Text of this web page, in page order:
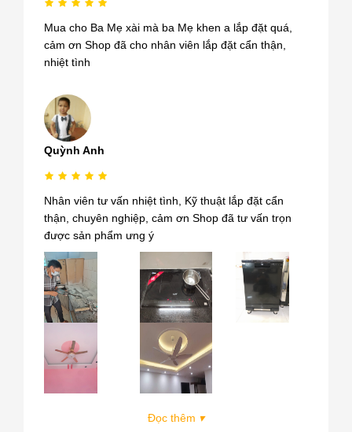
Mua cho Ba Mẹ xài mà ba Mẹ khen a lắp đặt quá,
cảm ơn Shop đã cho nhân viên lắp đặt cẩn thận,
nhiệt tình
Quỳnh Anh
Nhân viên tư vấn nhiệt tình, Kỹ thuật lắp đặt cẩn
thận, chuyên nghiệp, cảm ơn Shop đã tư vấn trọn
được sản phẩm ưng ý
Đọc thêm ▾